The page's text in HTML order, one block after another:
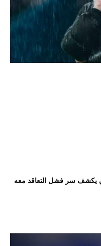
يكشف سر فشل التعاقد معه